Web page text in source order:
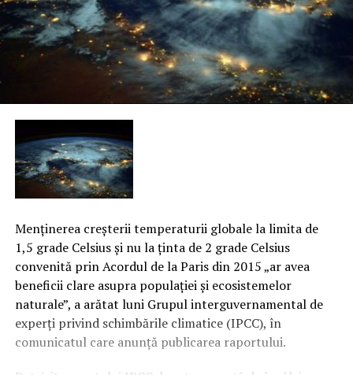
Menţinerea creşterii temperaturii globale la limita de
1,5 grade Celsius şi nu la ţinta de 2 grade Celsius
convenită prin Acordul de la Paris din 2015 „ar avea
beneficii clare asupra populaţiei şi ecosistemelor
naturale”, a arătat luni Grupul interguvernamental de
experţi privind schimbările climatice (IPCC), în
comunicatul care anunţă publicarea raportului.